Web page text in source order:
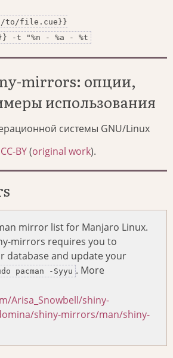
to/file.cue}}
-t "%n - %a - %t
mirrors: опции,
использования
системы GNU/Linux
CC-BY(original work).
mirror list for Manjaro Linux.
mirrors requires you to
database and update your
pacman -Syyu . More
Arisa_Snowbell/shiny-
shiny-mirrors/man/shiny-